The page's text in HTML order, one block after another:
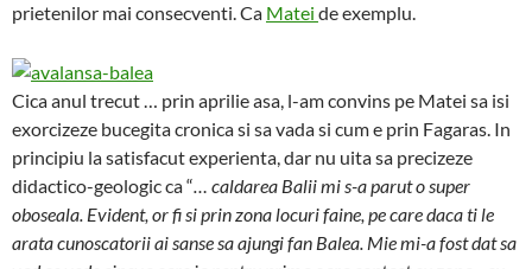
prietenilor mai consecventi. Ca Matei de exemplu.
Cica anul trecut … prin aprilie asa, l-am convins pe Matei sa isi
exorcizeze bucegita cronica si sa vada si cum e prin Fagaras. In
principiu la satisfacut experienta, dar nu uita sa precizeze
didactico-geologic ca “… caldarea Balii mi s-a parut o super
oboseala. Evident, or fi si prin zona locuri faine, pe care daca ti le
arata cunoscatorii ai sanse sa ajungi fan Balea. Mie mi-a fost dat sa